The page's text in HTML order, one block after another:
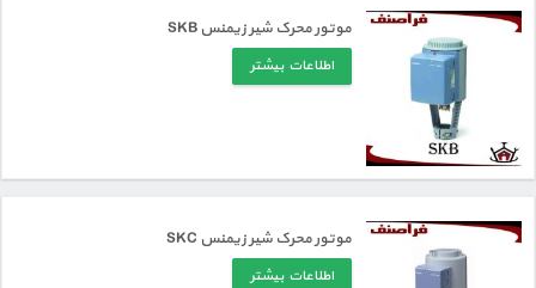
موتور محرک شیر زیمنس SKB
اطلاعات بیشتر
موتور محرک شیر زیمنس SKC
اطلاعات بیشتر